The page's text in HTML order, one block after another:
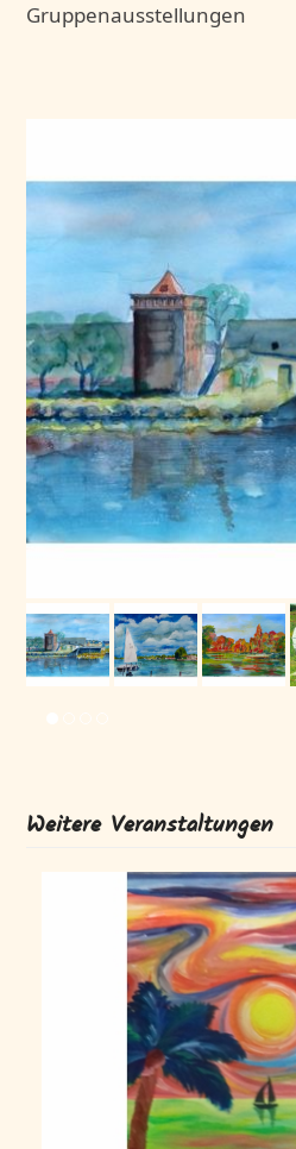
Gruppenausstellungen
Weitere Veranstaltungen